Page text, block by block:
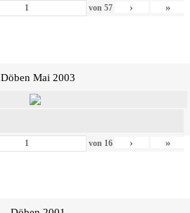
von 57 › »
Döben Mai 2003
von 16 › »